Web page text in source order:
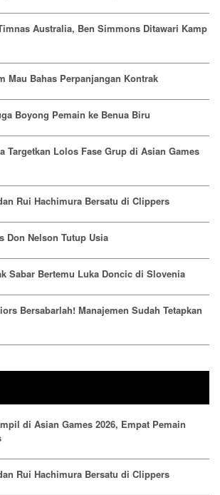
Australia, Ben Simmons Ditawari Kamp
Mau Bahas Perpanjangan Kontrak
Boyong Pemain ke Benua Biru
Targetkan Lolos Fase Grup di Asian Games
Rui Hachimura Bersatu di Clippers
Don Nelson Tutup Usia
Sabar Bertemu Luka Doncic di Slovenia
Bersabarlah! Manajemen Sudah Tetapkan
di Asian Games 2026, Empat Pemain
Rui Hachimura Bersatu di Clippers